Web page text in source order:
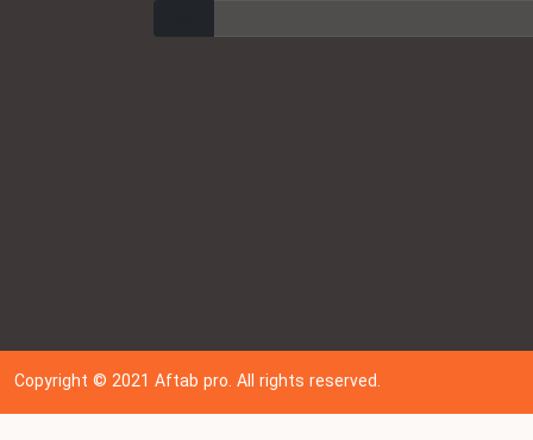
Copyright © 202 1Aftab pro. All rights reserved.